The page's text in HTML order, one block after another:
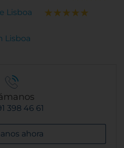
Lisboa
Lisboa
398 46 61
ahora